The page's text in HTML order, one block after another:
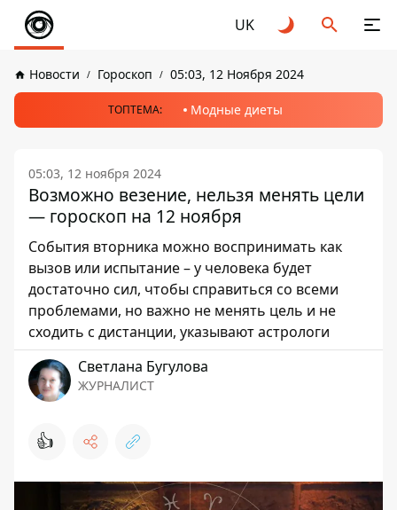
UK
Новости Гороскоп 05:03, 12 Ноября 2024
ТОПТЕМА: Модные диеты
05:03, 12 ноября 2024
Возможно везение, нельзя менять цели
— гороскоп на 12 ноября
События вторника можно воспринимать как
вызов или испытание – у человека будет
достаточно сил, чтобы справиться со всеми
проблемами, но важно не менять цель и не
сходить с дистанции, указывают астрологи
Светлана Бугулова
ЖУРНАЛИСТ
👍